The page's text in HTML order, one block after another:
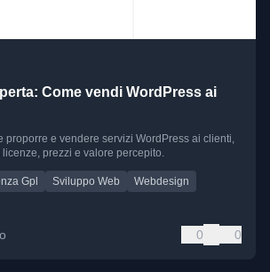
Come vendi WordPress ai
proporre e vendere servizi WordPress ai clienti,
prezzi e valore percepito.
Gpl Sviluppo Web
Webdesign
0 0